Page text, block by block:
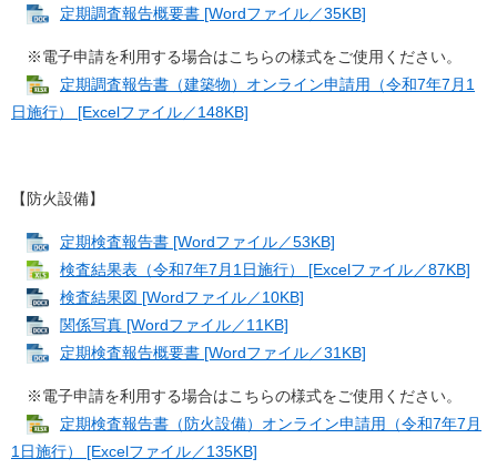
定期調査報告概要書 [Wordファイル／35KB]
※電子申請を利用する場合はこちらの様式をご使用ください。
定期調査報告書（建築物）オンライン申請用（令和7年7月1
日施行） [Excelファイル／148KB]
【防火設備】
定期検査報告書 [Wordファイル／53KB]
検査結果表（令和7年7月1日施行） [Excelファイル／87KB]
検査結果図 [Wordファイル／10KB]
関係写真 [Wordファイル／11KB]
定期検査報告概要書 [Wordファイル／31KB]
※電子申請を利用する場合はこちらの様式をご使用ください。
定期検査報告書（防火設備）オンライン申請用（令和7年7月
1日施行） [Excelファイル／135KB]